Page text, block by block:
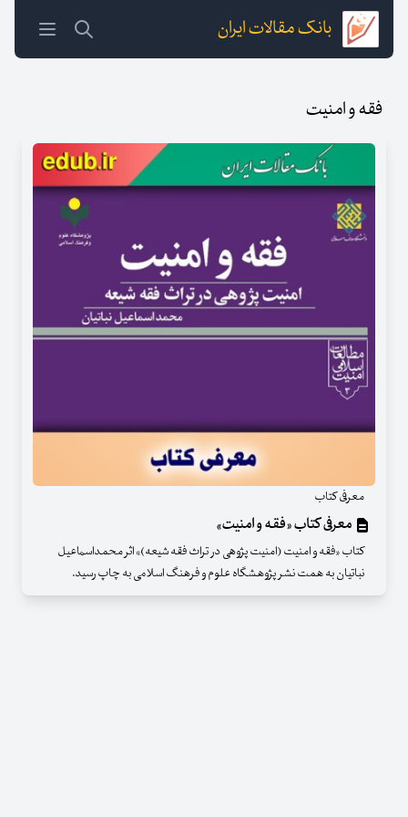
بانک مقالات ایران
فقه و امنیت
معرفی کتاب
معرفی کتاب «فقه و امنیت»
کتاب «فقه و امنیت (امنیت پژوهی در تراث فقه شیعه)» اثر محمداسماعیل
نباتیان به همت نشر پژوهشگاه علوم و فرهنگ اسلامی به چاپ رسید.